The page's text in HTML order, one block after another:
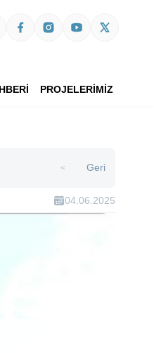
PROJELERİMİZ
> Geri
04.06.2025